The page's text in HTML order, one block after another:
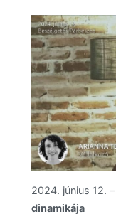
2024. június 12. –
dinamikája